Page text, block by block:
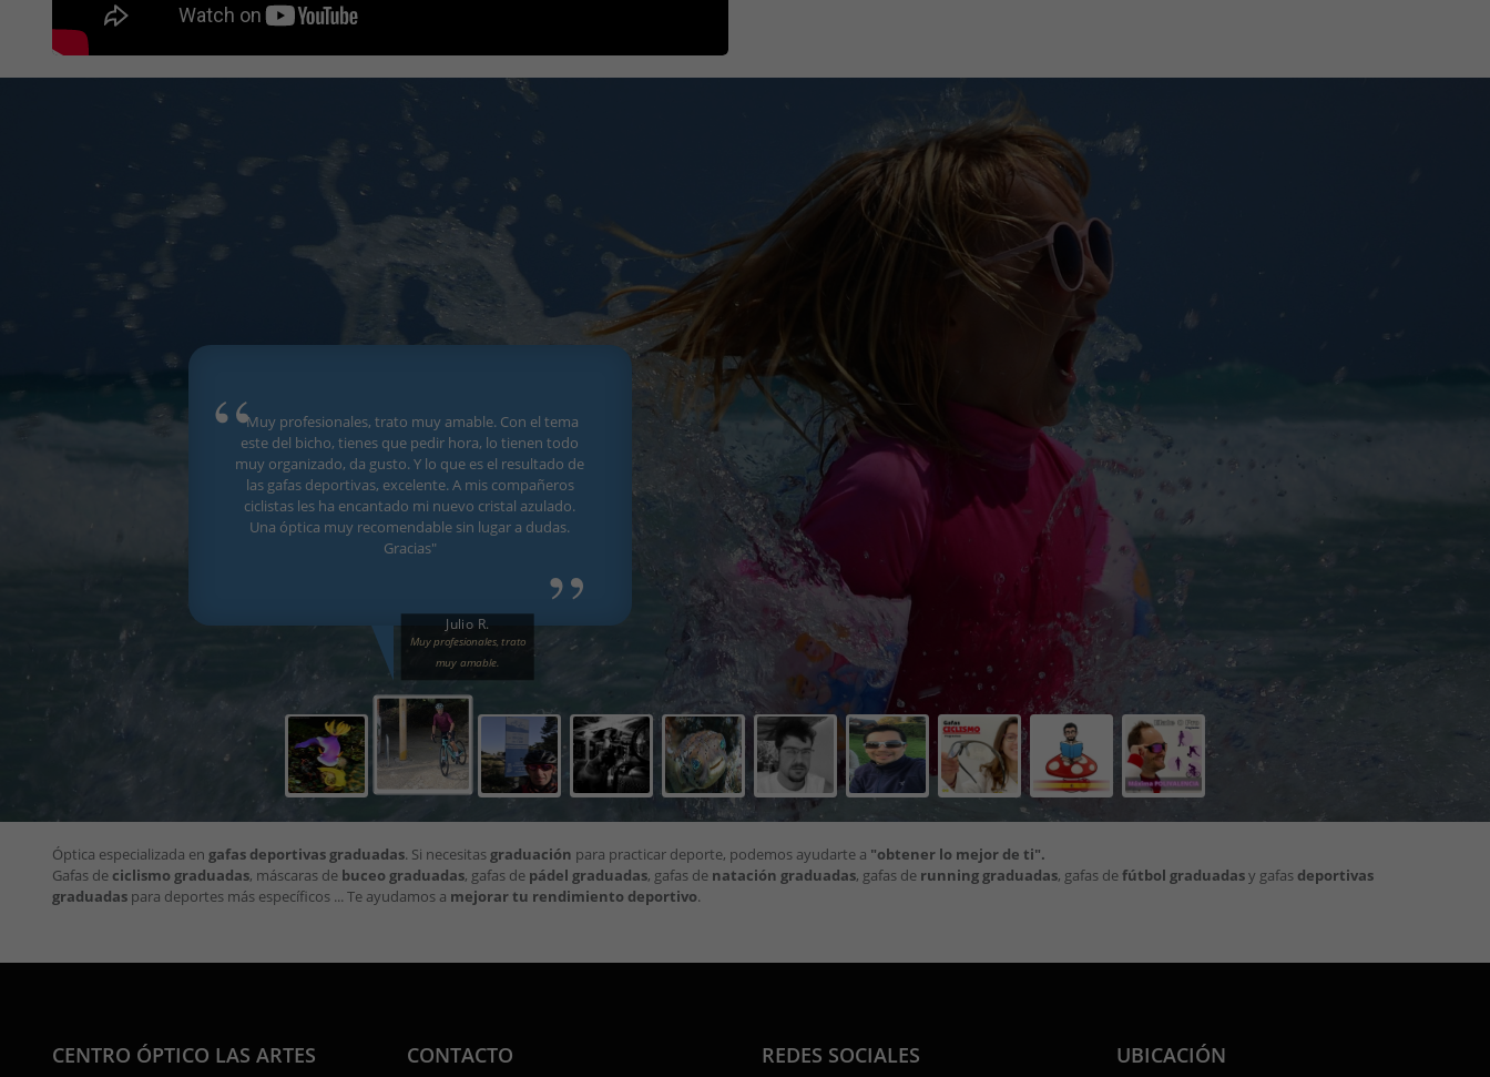
"Muy profesionales, trato muy amable. Con el tema
este del bicho, tienes que pedir hora, lo tienen todo
muy organizado, da gusto. Y lo que es el resultado de
las gafas deportivas, excelente. A mis compañeros
ciclistas les ha encantado mi nuevo cristal azulado.
Una óptica muy recomendable sin lugar a dudas.
Gracias"
Julio R.
Muy profesionales, trato
muy amable.
Óptica especializada en gafas deportivas graduadas. Si necesitas graduación para practicar deporte, podemos ayudarte a "obtener lo mejor de ti".
Gafas de ciclismo graduadas, máscaras de buceo graduadas, gafas de pádel graduadas, gafas de natación graduadas, gafas de running graduadas, gafas defútbol graduadasy gafas deportivas
graduadas para deportes más específicos ... Te ayudamos a mejorar tu rendimiento deportivo.
CENTRO ÓPTICO LAS ARTES CONTACTO REDES SOCIALES UBICACIÓN